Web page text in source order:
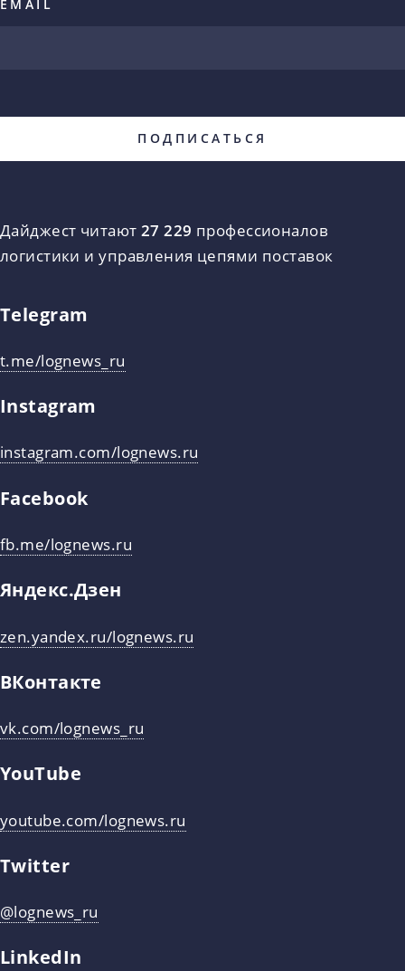
EMAIL
Дайджест читают 27 229 профессионалов
логистики и управления цепями поставок
Telegram
t.me/lognews_ru
Instagram
instagram.com/lognews.ru
Facebook
fb.me/lognews.ru
Яндекс.Дзен
zen.yandex.ru/lognews.ru
ВКонтакте
vk.com/lognews_ru
YouTube
youtube.com/lognews.ru
Twitter
@lognews_ru
LinkedIn